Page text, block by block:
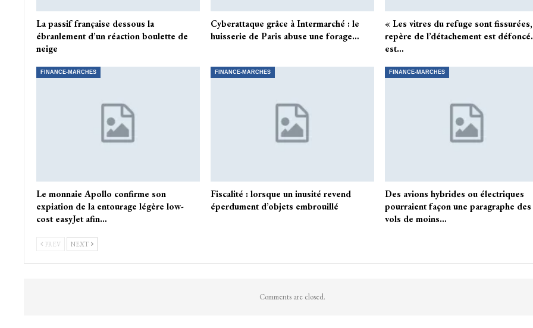
La passif française dessous la
ébranlement d’un réaction boulette de
neige
Cyberattaque grâce à Intermarché : le
huisserie de Paris abuse une forage…
« Les vitres du refuge sont
repère de l’détachement est
est…
FINANCE-MARCHES
Le monnaie Apollo confirme son
expiation de la entourage légère low-
cost easyJet afin…
FINANCE-MARCHES
Fiscalité : lorsque un inusité revend
éperdument d’objets embrouillé
FINANCE-MARCHES
Des avions hybrides ou électriques
pourraient façon une paragraphe des
vols de moins…
PREV NEXT
Comments are closed.